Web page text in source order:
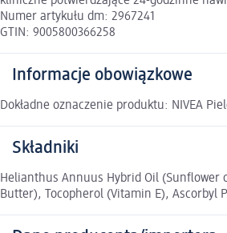
Numer artykułu dm: 2967241
GTIN: 9005800366258
Informacje obowiązkowe
Dokładne oznaczenie produktu: NIVEA
Składniki
Helianthus Annuus Hybrid Oil (Sunflower
Butter), Tocopherol (Vitamin E), Ascorbyl